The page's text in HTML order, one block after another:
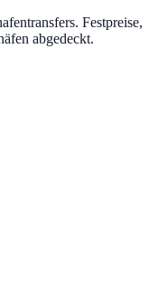
Festpreise,
abgedeckt.